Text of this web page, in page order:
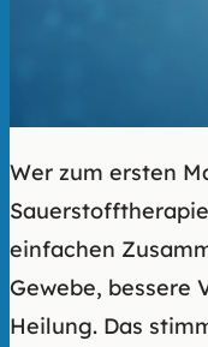
Wer zum ersten
einfachen
Gewebe, bessere
Heilung. Das